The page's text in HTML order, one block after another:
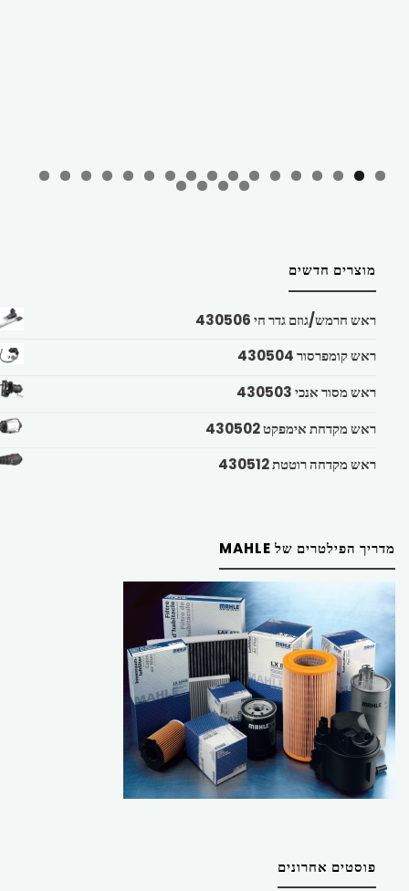
מוצרים חדשים
ראש חרמש/גוזם גדר חי 430506
ראש קומפרסור 430504
ראש מסור אנכי 430503
ראש מקדחת אימפקט 430502
ראש מקדחה רוטטת 430512
מדריך הפילטרים של MAHLE
פוסטים אחרונים